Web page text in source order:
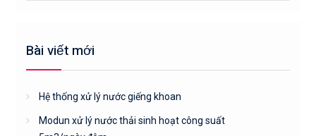
Bài viết mới
Hệ thống xử lý nước giếng khoan
Modun xử lý nước thải sinh hoạt công suất